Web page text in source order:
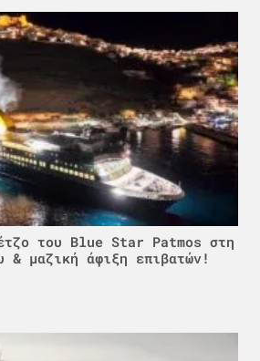
του Blue Star Patmos στη
& μαζική άφιξη επιβατών!